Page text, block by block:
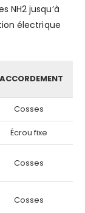
NH2 jusqu’à
électrique
Cosses
Écrou fixe
Cosses
Cosses